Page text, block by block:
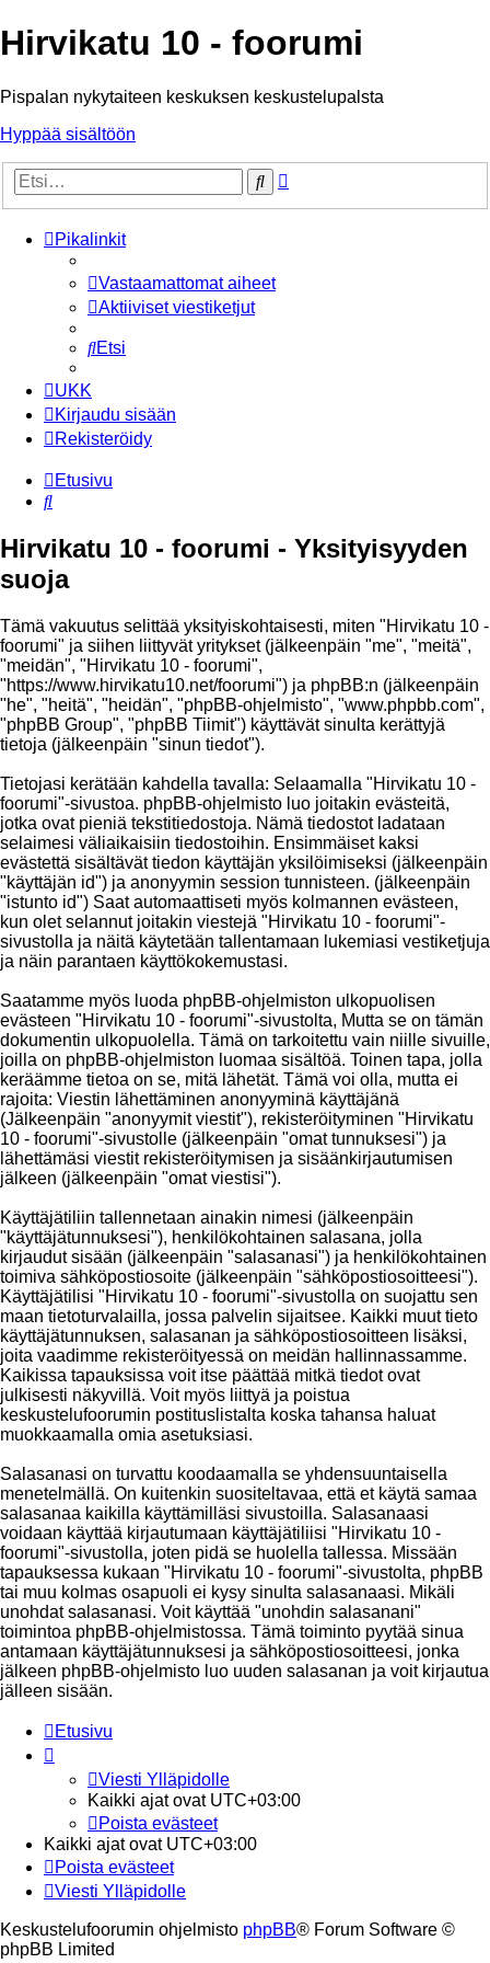
Hirvikatu 10 - foorumi
Pispalan nykytaiteen keskuksen keskustelupalsta
Hyppää sisältöön
Etsi
Pikalinkit
Vastaamattomat aiheet
Aktiiviset viestiketjut
Etsi
UKK
Kirjaudu sisään
Rekisteröidy
Etusivu
Etsi
Hirvikatu 10 - foorumi - Yksityisyyden
suoja
Tämä vakuutus selittää yksityiskohtaisesti, miten "Hirvikatu 10 -
foorumi" ja siihen liittyvät yritykset (jälkeenpäin "me", "meitä",
"meidän", "Hirvikatu 10 - foorumi",
"https://www.hirvikatu10.net/foorumi") ja phpBB:n (jälkeenpäin
"he", "heitä", "heidän", "phpBB-ohjelmisto", "www.phpbb.com",
"phpBB Group", "phpBB Tiimit") käyttävät sinulta kerättyjä
tietoja (jälkeenpäin "sinun tiedot").
Tietojasi kerätään kahdella tavalla: Selaamalla "Hirvikatu 10 -
foorumi"-sivustoa. phpBB-ohjelmisto luo joitakin evästeitä,
jotka ovat pieniä tekstitiedostoja. Nämä tiedostot ladataan
selaimesi väliaikaisiin tiedostoihin. Ensimmäiset kaksi
evästettä sisältävät tiedon käyttäjän yksilöimiseksi (jälkeenpäin
"käyttäjän id") ja anonyymin session tunnisteen. (jälkeenpäin
"istunto id") Saat automaattiseti myös kolmannen evästeen,
kun olet selannut joitakin viestejä "Hirvikatu 10 - foorumi"-
sivustolla ja näitä käytetään tallentamaan lukemiasi vestiketjuja
ja näin parantaen käyttökokemustasi.
Saatamme myös luoda phpBB-ohjelmiston ulkopuolisen
evästeen "Hirvikatu 10 - foorumi"-sivustolta, Mutta se on tämän
dokumentin ulkopuolella. Tämä on tarkoitettu vain niille sivuille,
joilla on phpBB-ohjelmiston luomaa sisältöä. Toinen tapa, jolla
keräämme tietoa on se, mitä lähetät. Tämä voi olla, mutta ei
rajoita: Viestin lähettäminen anonyyminä käyttäjänä
(Jälkeenpäin "anonyymit viestit"), rekisteröityminen "Hirvikatu
10 - foorumi"-sivustolle (jälkeenpäin "omat tunnuksesi") ja
lähettämäsi viestit rekisteröitymisen ja sisäänkirjautumisen
jälkeen (jälkeenpäin "omat viestisi").
Käyttäjätiliin tallennetaan ainakin nimesi (jälkeenpäin
"käyttäjätunnuksesi"), henkilökohtainen salasana, jolla
kirjaudut sisään (jälkeenpäin "salasanasi") ja henkilökohtainen
toimiva sähköpostiosoite (jälkeenpäin "sähköpostiosoitteesi").
Käyttäjätilisi "Hirvikatu 10 - foorumi"-sivustolla on suojattu sen
maan tietoturvalailla, jossa palvelin sijaitsee. Kaikki muut tieto
käyttäjätunnuksen, salasanan ja sähköpostiosoitteen lisäksi,
joita vaadimme rekisteröityessä on meidän hallinnassamme.
Kaikissa tapauksissa voit itse päättää mitkä tiedot ovat
julkisesti näkyvillä. Voit myös liittyä ja poistua
keskustelufoorumin postituslistalta koska tahansa haluat
muokkaamalla omia asetuksiasi.
Salasanasi on turvattu koodaamalla se yhdensuuntaisella
menetelmällä. On kuitenkin suositeltavaa, että et käytä samaa
salasanaa kaikilla käyttämilläsi sivustoilla. Salasanaasi
voidaan käyttää kirjautumaan käyttäjätiliisi "Hirvikatu 10 -
foorumi"-sivustolla, joten pidä se huolella tallessa. Missään
tapauksessa kukaan "Hirvikatu 10 - foorumi"-sivustolta, phpBB
tai muu kolmas osapuoli ei kysy sinulta salasanaasi. Mikäli
unohdat salasanasi. Voit käyttää "unohdin salasanani"
toimintoa phpBB-ohjelmistossa. Tämä toiminto pyytää sinua
antamaan käyttäjätunnuksesi ja sähköpostiosoitteesi, jonka
jälkeen phpBB-ohjelmisto luo uuden salasanan ja voit kirjautua
jälleen sisään.
Etusivu
Viesti Ylläpidolle
Kaikki ajat ovat UTC+03:00
Poista evästeet
Kaikki ajat ovat UTC+03:00
Poista evästeet
Viesti Ylläpidolle
Keskustelufoorumin ohjelmisto phpBB® Forum Software ©
phpBB Limited